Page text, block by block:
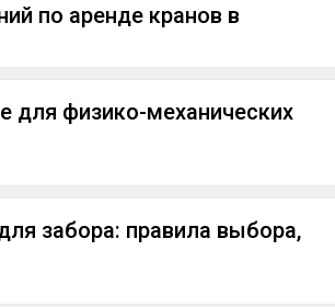
по аренде кранов в
для физико-механических
забора: правила выбора,